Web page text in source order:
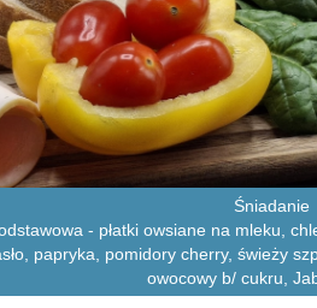
Śniadanie
- płatki owsiane na mleku,
papryka, pomidory cherry, świeży
owocowy b/ cukru,